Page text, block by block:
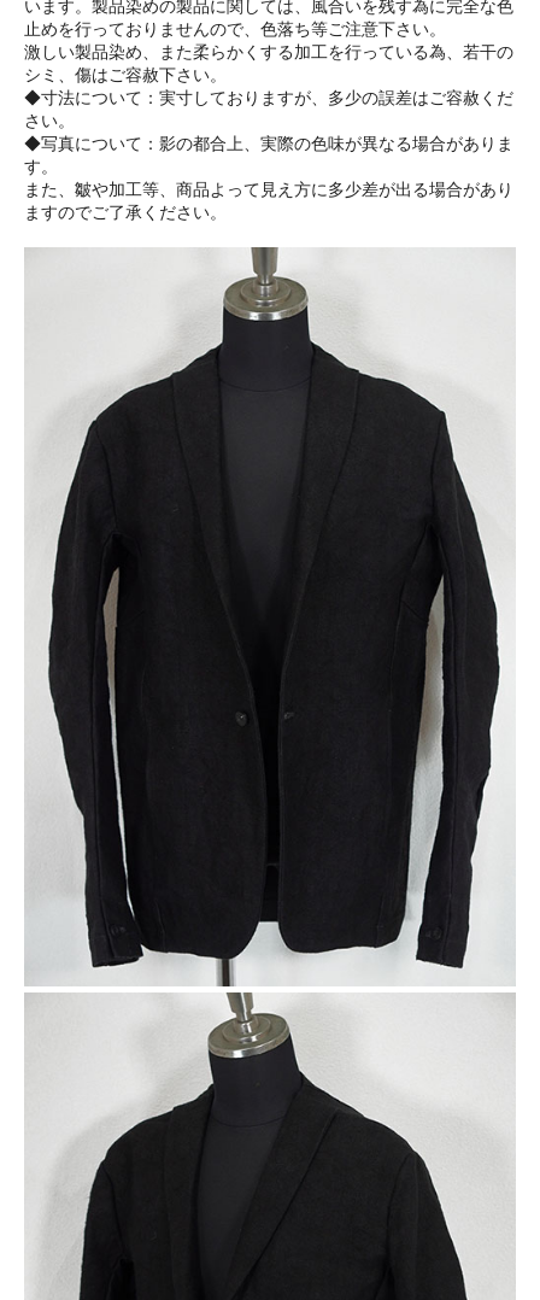
います。製品染めの製品に関しては、風合いを残す為に完全な色
止めを行っておりませんので、色落ち等ご注意下さい。
激しい製品染め、また柔らかくする加工を行っている為、若干の
シミ、傷はご容赦下さい。
◆寸法について：実寸しておりますが、多少の誤差はご容赦くだ
さい。
◆写真について：影の都合上、実際の色味が異なる場合がありま
す。
また、皺や加工等、商品よって見え方に多少差が出る場合があり
ますのでご了承ください。